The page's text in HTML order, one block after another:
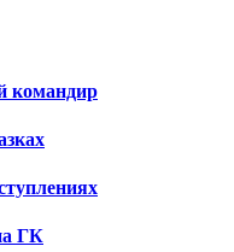
командир
ГК